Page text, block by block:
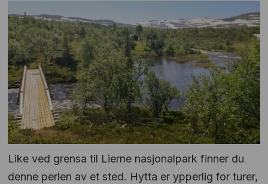
Like ved grensa til Lierne nasjonalpark finner du
denne perlen av et sted. Hytta er ypperlig for turer,